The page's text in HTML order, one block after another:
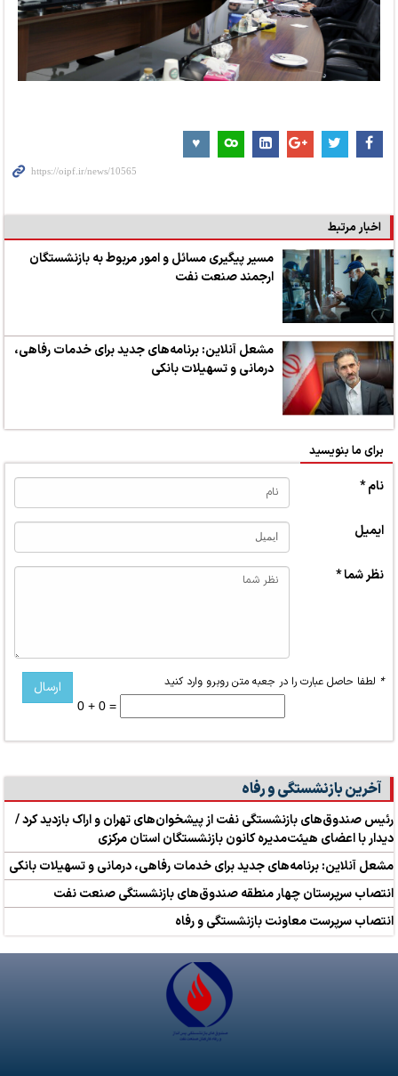
اخبار مرتبط
مسیر پیگیری مسائل و امور مربوط به بازنشستگان
ارجمند صنعت نفت
مشعل آنلاین: برنامه‌های جدید برای خدمات رفاهی،
درمانی و تسهیلات بانکی
برای ما بنویسید
نام *
ایمیل
نظر شما *
* لطفا حاصل عبارت را در جعبه متن روبرو وارد کنید
0 + 0 =
آخرین بازنشستگی و رفاه
رئیس صندوق‌های بازنشستگی نفت از پیشخوان‌های تهران و اراک بازدید کرد /
دیدار با اعضای هیئت‌مدیره کانون بازنشستگان استان مرکزی
مشعل آنلاین: برنامه‌های جدید برای خدمات رفاهی، درمانی و تسهیلات بانکی
انتصاب سرپرستان چهار منطقه صندوق‌های بازنشستگی صنعت نفت
انتصاب سرپرست معاونت بازنشستگی و رفاه